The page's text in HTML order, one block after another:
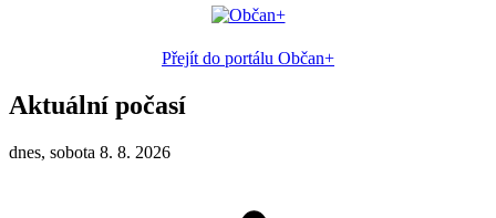
Přejít do portálu Občan+
Aktuální počasí
dnes, sobota 8. 8. 2026